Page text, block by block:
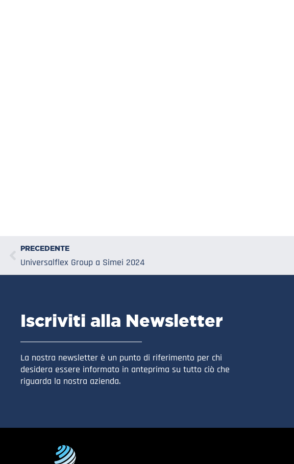
PRECEDENTE
Universalflex Group a Simei 2024
Iscriviti alla Newsletter
La nostra newsletter è un punto di riferimento per chi
desidera essere informato in anteprima su tutto ciò che
riguarda la nostra azienda.